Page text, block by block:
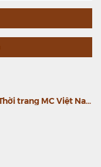
Công ty Cổ phần Thời trang MC Việt Nam (MC Fashion) tổ chức Gala mừng sinh nhật lần thứ 9